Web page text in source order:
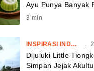
Ayu Punya Banyak
3 min
INSPIRASI INDONESIA .
Dijuluki Little
Simpan Jejak